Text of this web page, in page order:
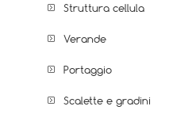
Struttura cellula
Verande
Portaggio
Scalette e gradini